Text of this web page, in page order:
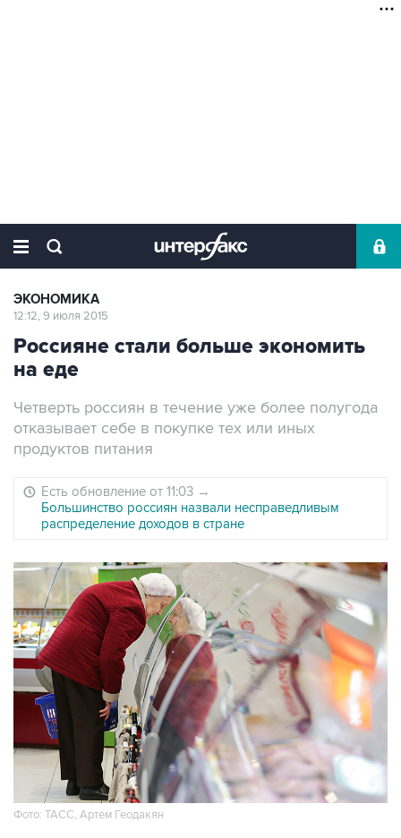
ЭКОНОМИКА
12:12, 9 июля 2015
Россияне стали больше экономить
на еде
Четверть россиян в течение уже более полугода
отказывает себе в покупке тех или иных
продуктов питания
Есть обновление от 11:03 →
Большинство россиян назвали несправедливым
распределение доходов в стране
Фото: ТАСС, Артем Геодакян